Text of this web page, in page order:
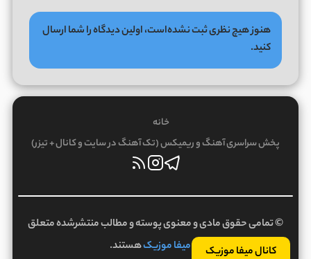
کانال میفا موزیک
هنوز هیچ نظری ثبت نشده‌است، اولین دیدگاه را شما ارسال
کنید.
خانه
پخش سراسری آهنگ و ریمیکس (تک آهنگ در سایت و کانال + تیزر)
© تمامی حقوق مادی و معنوی پوسته و مطالب منتشرشده متعلق
بهمیفا موزیکهستند.